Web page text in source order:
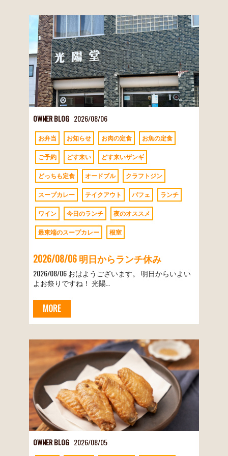
OWNER BLOG 2026/08/06
お弁当 お知らせ お肉の定食 お魚の定食
ご予約 どす来い どす来いザンギ
どっちも定食 オードブル クラフトジン
スープカレー テイクアウト パフェ ランチ
ワイン 今日のランチ 夜のオススメ
最東端のスープカレー 根室
2026/08/06 明日からランチ休み
2026/08/06 おはようございます。 明日からいよい
よお祭りですね！ 光陽…
MORE
OWNER BLOG 2026/08/05